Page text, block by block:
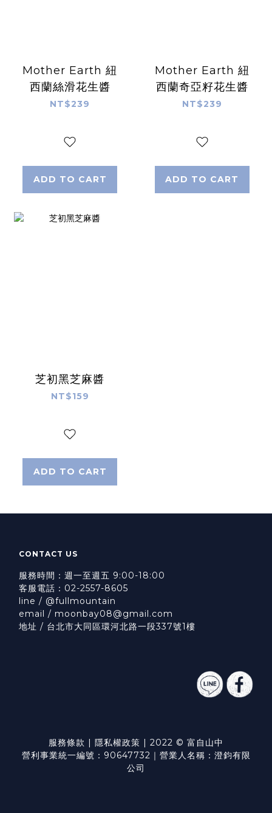
Mother Earth 紐
西蘭絲滑花生醬
NT$239
ADD TO CART
Mother Earth 紐
西蘭奇亞籽花生醬
NT$239
ADD TO CART
芝初黑芝麻醬
NT$159
ADD TO CART
CONTACT US
服務時間：週一至週五 9:00-18:00
客服電話：02-2557-8605
line / @fullmountain
email / moonbay08@gmail.com
地址 / 台北市大同區環河北路一段337號1樓
服務條款 隱私權政策 | 2022 © 富自山中
營利事業統一編號：90647732｜營業人名稱：澄鈞有限
公司